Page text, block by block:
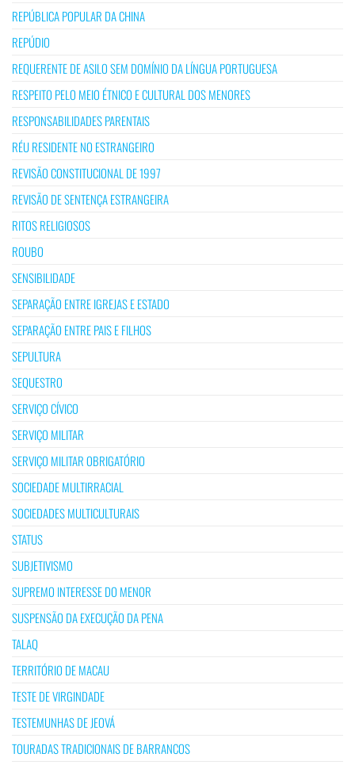
REPÚBLICA POPULAR DA CHINA
REPÚDIO
REQUERENTE DE ASILO SEM DOMÍNIO DA LÍNGUA PORTUGUESA
RESPEITO PELO MEIO ÉTNICO E CULTURAL DOS MENORES
RESPONSABILIDADES PARENTAIS
RÉU RESIDENTE NO ESTRANGEIRO
REVISÃO CONSTITUCIONAL DE 1997
REVISÃO DE SENTENÇA ESTRANGEIRA
RITOS RELIGIOSOS
ROUBO
SENSIBILIDADE
SEPARAÇÃO ENTRE IGREJAS E ESTADO
SEPARAÇÃO ENTRE PAIS E FILHOS
SEPULTURA
SEQUESTRO
SERVIÇO CÍVICO
SERVIÇO MILITAR
SERVIÇO MILITAR OBRIGATÓRIO
SOCIEDADE MULTIRRACIAL
SOCIEDADES MULTICULTURAIS
STATUS
SUBJETIVISMO
SUPREMO INTERESSE DO MENOR
SUSPENSÃO DA EXECUÇÃO DA PENA
TALAQ
TERRITÓRIO DE MACAU
TESTE DE VIRGINDADE
TESTEMUNHAS DE JEOVÁ
TOURADAS TRADICIONAIS DE BARRANCOS